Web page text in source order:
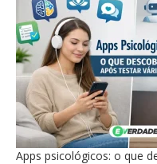
Apps psicológicos: o que